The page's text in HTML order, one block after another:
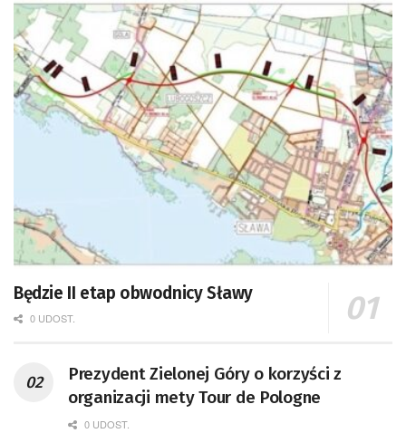
Będzie II etap obwodnicy Sławy
0 UDOST.
Prezydent Zielonej Góry o korzyści z
organizacji mety Tour de Pologne
0 UDOST.